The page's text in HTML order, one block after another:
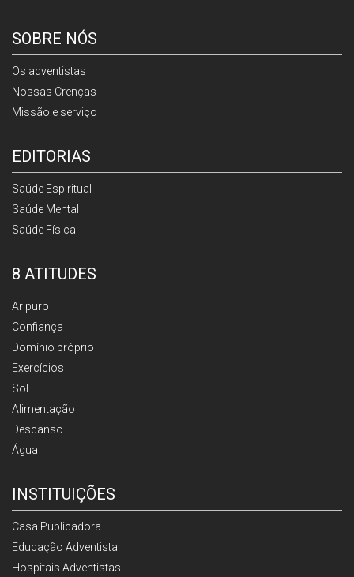
SOBRE NÓS
Os adventistas
Nossas Crenças
Missão e serviço
EDITORIAS
Saúde Espiritual
Saúde Mental
Saúde Física
8 ATITUDES
Ar puro
Confiança
Domínio próprio
Exercícios
Sol
Alimentação
Descanso
Água
INSTITUIÇÕES
Casa Publicadora
Educação Adventista
Hospitais Adventistas